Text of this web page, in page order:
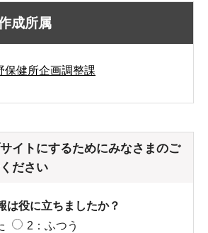
成所属
保健所企画調整課
イトにするためにみなさまのご
ださい
は役に立ちましたか？
2：ふつう